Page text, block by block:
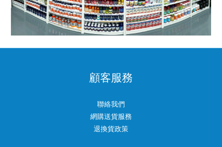
顧客服務
聯絡我們
網購送貨服務
退換貨政策